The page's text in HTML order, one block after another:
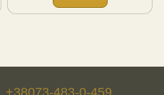
+38073-483-0-459